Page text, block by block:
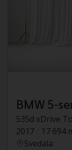
BMW 5-
535d xDrive
2017
17 694
Svedala